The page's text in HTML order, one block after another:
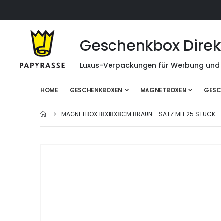
Geschenkbox
Luxus-Verpackungen für Werbung und
HOME GESCHENKBOXEN MAGNETBOXEN
MAGNETBOX 18X18X8CM BRAUN - SATZ MIT 25 STÜCK.